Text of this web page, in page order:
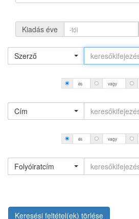
Kiadás éve
Szerző
és vagy
Cím
és vagy
Folyóiratcím
Keresési feltétel(ek) törlése